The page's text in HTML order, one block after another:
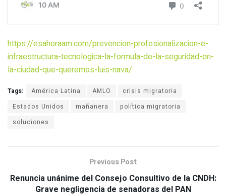
https://esahoraam.com/prevencion-profesionalizacion-e-
infraestructura-tecnologica-la-formula-de-la-seguridad-en-
la-ciudad-que-queremos-luis-nava/
Tags: América Latina AMLO
crisis migratoria
Estados Unidos
mañanera
política migratoria
soluciones
Previous Post
Renuncia unánime del Consejo Consultivo de la CNDH:
Grave negligencia de senadoras del PAN